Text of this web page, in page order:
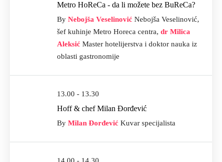
Metro HoReCa - da li možete bez BuReCa?
By Nebojša Veselinović Nebojša Veselinović,
šef kuhinje Metro Horeca centra, dr Milica
Aleksić Master hotelijerstva i doktor nauka iz
oblasti gastronomije
13.00 - 13.30
Hoff & chef Milan Đorđević
By Milan Đorđević Kuvar specijalista